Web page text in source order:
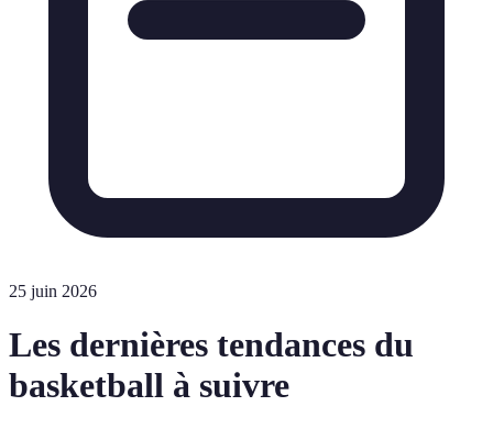
25 juin 2026
Les dernières tendances du
basketball à suivre